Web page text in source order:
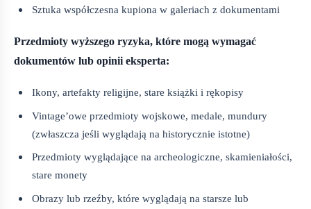
Sztuka współczesna kupiona w galeriach z dokumentami
Przedmioty wyższego ryzyka, które mogą wymagać
dokumentów lub opinii eksperta:
Ikony, artefakty religijne, stare książki i rękopisy
Vintage’owe przedmioty wojskowe, medale, mundury
(zwłaszcza jeśli wyglądają na historycznie istotne)
Przedmioty wyglądające na archeologiczne, skamieniałości,
stare monety
Obrazy lub rzeźby, które wyglądają na starsze lub